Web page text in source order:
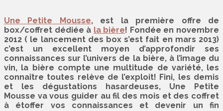
Une Petite Mousse, est la première offre de
box/coffret dédiée à la bière! Fondée en novembre
2012 ( le lancement des box s’est fait en mars 2013)
c’est un excellent moyen d’approfondir ses
connaissances sur l’univers de la bière, à l’image du
vin, la bière compte une multitude de variété, les
connaître toutes relève de l’exploit! Fini, les demis
et les dégustations hasardeuses, Une Petite
Mousse va vous guider au fil des mois et des coffret
à étoffer vos connaissances et devenir un fin